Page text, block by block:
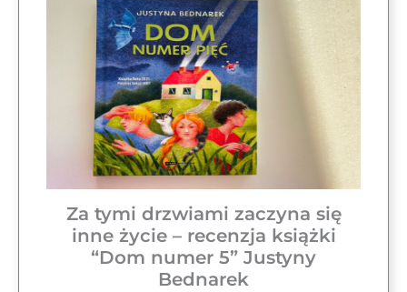
Za tymi drzwiami zaczyna się
inne życie – recenzja książki
“Dom numer 5” Justyny
Bednarek